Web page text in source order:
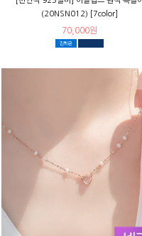
(20NSN012) [7color]
70,000원